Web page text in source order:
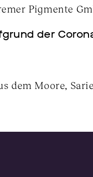
Pigmente
der
dem Moore,